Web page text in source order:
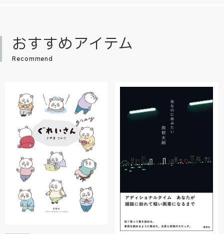
おすすめアイテム
Recommend